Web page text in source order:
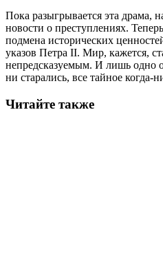
Пока разыгрывается эта драма,
новости о преступлениях.
подмена исторических
указов Петра II. Мир, кажется,
непредсказуемым. И лишь одно
ни старались, все тайное когда-
Читайте также